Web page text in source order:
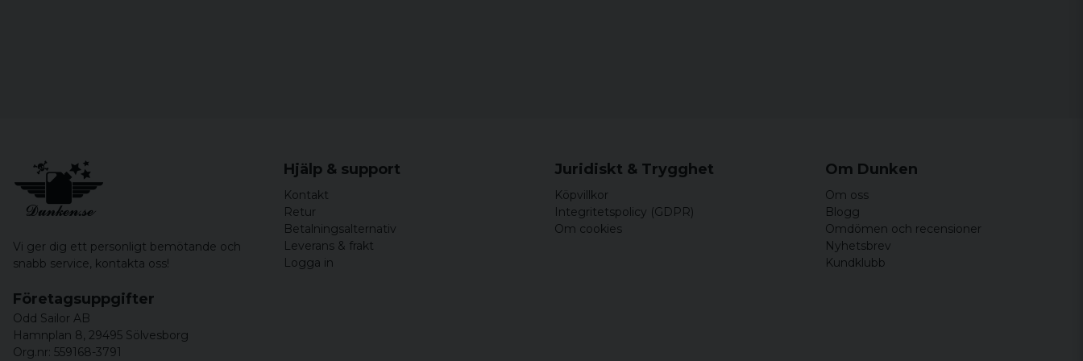
Vi ger dig ett personligt bemötande och
snabb service, kontakta oss!
Hjälp & support
Kontakt
Retur
Betalningsalternativ
Leverans & frakt
Logga in
Juridiskt & Trygghet
Köpvillkor
Integritetspolicy (GDPR)
Om cookies
Om Dunken
Om oss
Blogg
Omdömen och recensioner
Nyhetsbrev
Kundklubb
Företagsuppgifter
Odd Sailor AB
Hamnplan 8, 29495 Sölvesborg
Org.nr: 559168-3791